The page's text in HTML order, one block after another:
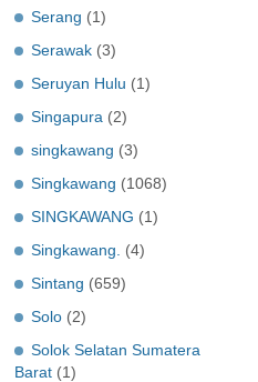
Serang (1)
Serawak (3)
Seruyan Hulu (1)
Singapura (2)
singkawang (3)
Singkawang (1068)
SINGKAWANG (1)
Singkawang.
(4)
Sintang (659)
Solo (2)
Solok Selatan Sumatera
Barat (1)